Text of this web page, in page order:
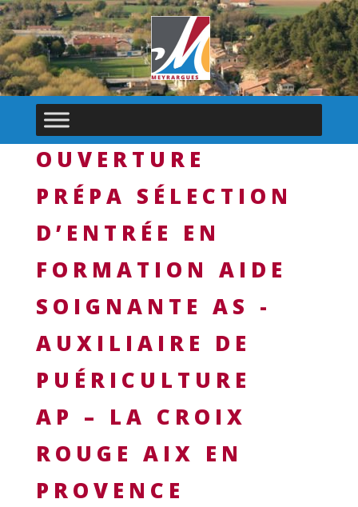
OUVERTURE
PRÉPA SÉLECTION
D’ENTRÉE EN
FORMATION AIDE
SOIGNANTE AS -
AUXILIAIRE DE
PUÉRICULTURE
AP – LA CROIX
ROUGE AIX EN
PROVENCE